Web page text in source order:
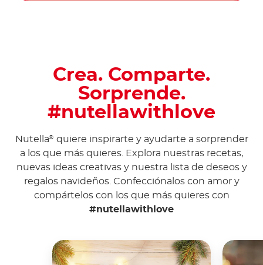
Crea. Comparte.
Sorprende.
#nutellawithlove
Nutella® quiere inspirarte y ayudarte a sorprender
a los que más quieres. Explora nuestras recetas,
nuevas ideas creativas y nuestra lista de deseos y
regalos navideños. Confecciónalos con amor y
compártelos con los que más quieres con
#nutellawithlove